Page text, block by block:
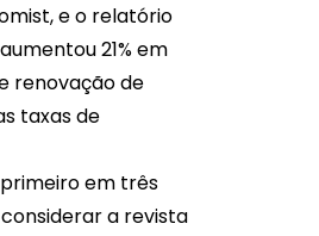
e o relatório
21% em
renovação de
taxas de
em três
a revista